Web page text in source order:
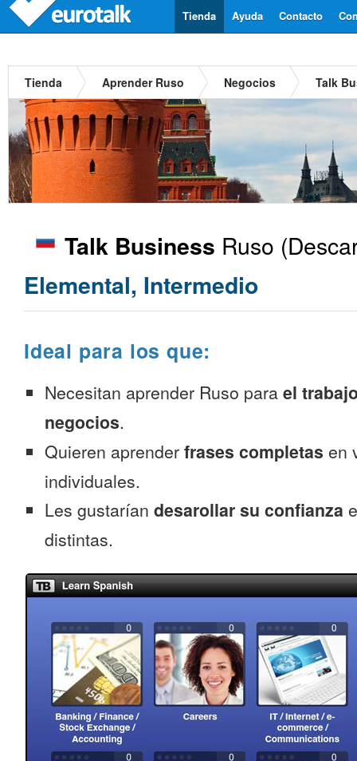
Contacto
Ayuda
Tienda
Tienda Aprender Ruso Negocios Talk
Talk Business Ruso
Elemental, Intermedio
Ideal para los que:
Necesitan aprender Ruso para el
negocios.
Quieren aprender frases completas en
individuales.
Les gustarían desarollar su confianza
distintas.